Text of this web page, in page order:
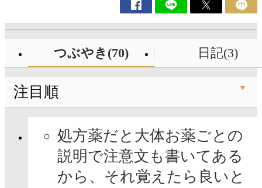
つぶやき(70) 日記(3)
注目順
処方薬だと大体お薬ごとの
説明で注意文も書いてある
から、それ覚えたら良いと